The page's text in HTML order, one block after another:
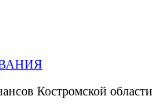
Костромской области